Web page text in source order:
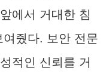
에서 거대한 침
줬다. 보안 전문
적인 신뢰를 거